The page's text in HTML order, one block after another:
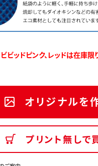
ビビッドピンク、 レッドは在庫限
オリジナルを
プリント無しで